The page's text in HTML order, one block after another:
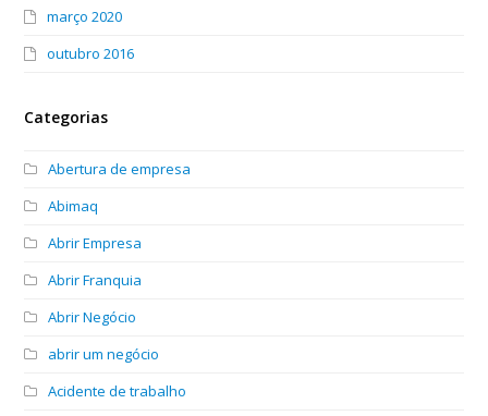
março 2020
outubro 2016
Categorias
Abertura de empresa
Abimaq
Abrir Empresa
Abrir Franquia
Abrir Negócio
abrir um negócio
Acidente de trabalho